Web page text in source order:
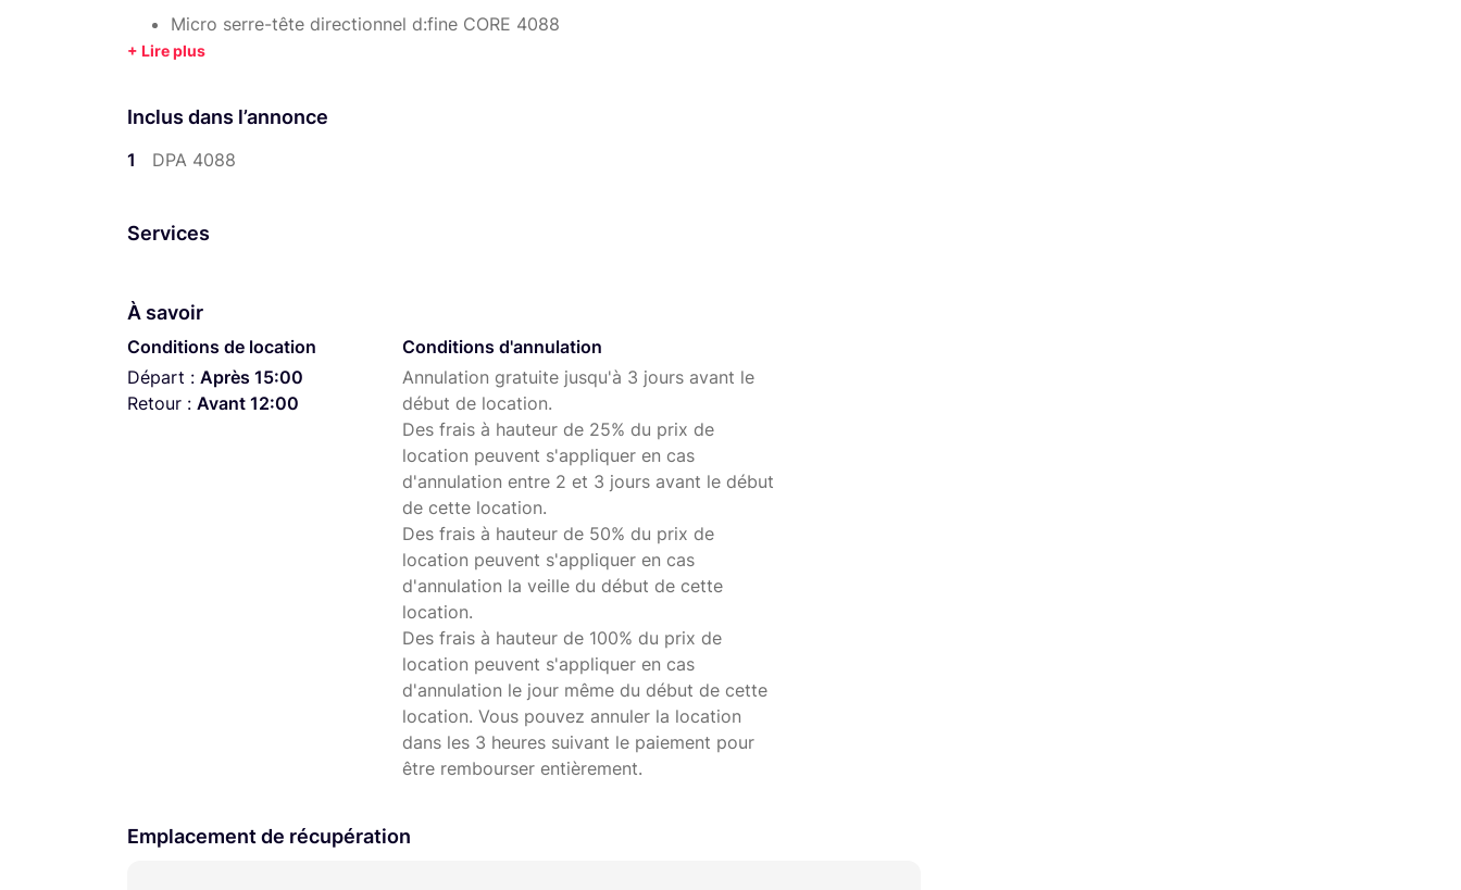
Micro serre-tête directionnel d:fine CORE 4088
Tour de cou amovible et réglable pour une utilisation gauche/droite
Niveau de pression acoustique max.: 144 dB
Inclus dans l’annonce
1 DPA 4088
Services
À savoir
Conditions de location
Départ : Après 15:00
Retour : Avant 12:00
Conditions d'annulation
Annulation gratuite jusqu'à 3 jours avant le
début de location.
Des frais à hauteur de 25% du prix de
location peuvent s'appliquer en cas
d'annulation entre 2 et 3 jours avant le début
de cette location.
Des frais à hauteur de 50% du prix de
location peuvent s'appliquer en cas
d'annulation la veille du début de cette
location.
Des frais à hauteur de 100% du prix de
location peuvent s'appliquer en cas
d'annulation le jour même du début de cette
location. Vous pouvez annuler la location
dans les 3 heures suivant le paiement pour
être rembourser entièrement.
Emplacement de récupération